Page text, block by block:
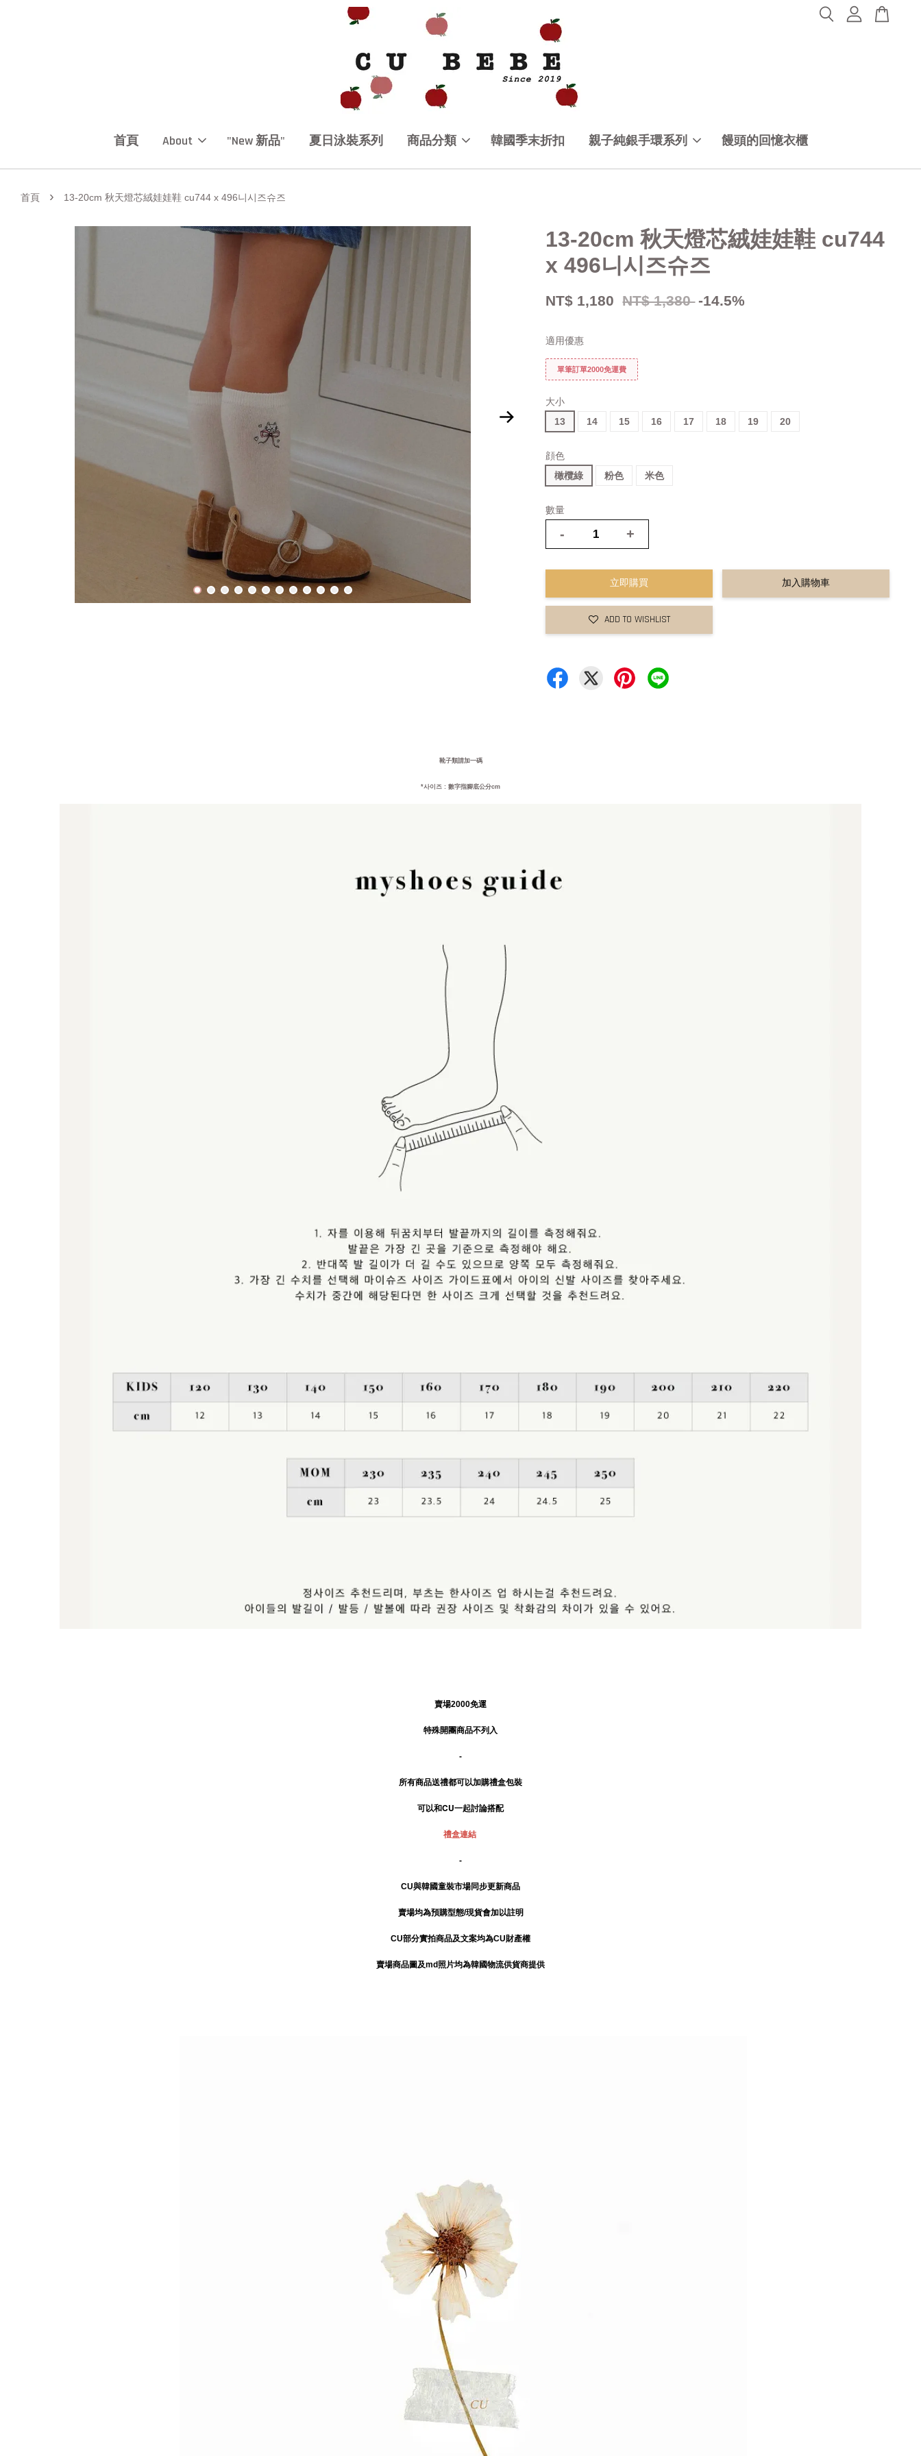
首頁 About "New 新品" 夏日泳裝系列 商品分類 韓國季末折扣 親子純銀手環系列 饅頭的回憶衣櫃
首頁 › 13-20cm 秋天燈芯絨娃娃鞋 cu744 x 496니시즈슈즈
13-20cm 秋天燈芯絨娃娃鞋 cu744
x 496니시즈슈즈
NT$ 1,180 NT$ 1,380 -14.5%
適用優惠
單筆訂單2000免運費
大小
13
14 15 16 17 18 19 20
顔色
橄欖綠
粉色 米色
數量
- +
立即購買 加入購物車
ADD TO WISHLIST
靴子類請加一碼
*사이즈 : 數字指腳底公分cm
賣場2000免運
特殊開團商品不列入
-
所有商品送禮都可以加購禮盒包裝
可以和CU一起討論搭配
禮盒連結
-
CU與韓國童裝市場同步更新商品
賣場均為預購型態/現貨會加以註明
CU部分實拍商品及文案均為CU財產權
賣場商品圖及md照片均為韓國物流供貨商提供